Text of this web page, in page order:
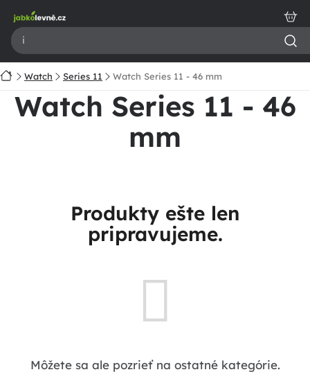
obsah
DomovWatch Series 11 Watch Series 11 - 46 mm
Watch Series 11 - 46
mm
Produkty ešte len
pripravujeme.
Môžete sa ale pozrieť na ostatné kategórie.